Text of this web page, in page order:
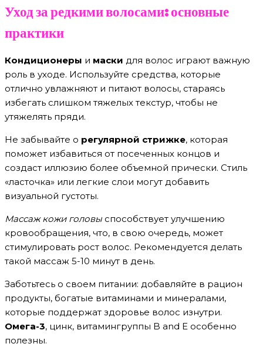
Уход за редкими волосами: основные
практики
Кондиционеры и маски для волос играют важную
роль в уходе. Используйте средства, которые
отлично увлажняют и питают волосы, стараясь
избегать слишком тяжелых текстур, чтобы не
утяжелять пряди.
Не забывайте о регулярной стрижке, которая
поможет избавиться от посеченных концов и
создаст иллюзию более объемной прически. Стиль
«ласточка» или легкие слои могут добавить
визуальной густоты.
Массаж кожи головыспособствует улучшению
кровообращения, что, в свою очередь, может
стимулировать рост волос. Рекомендуется делать
такой массаж 5-10 минут в день.
Заботьтесь о своем питании: добавляйте в рацион
продукты, богатые витаминами и минералами,
которые поддержат здоровье волос изнутри.
Омега-3, цинк, витамингруппы B and E особенно
полезны.